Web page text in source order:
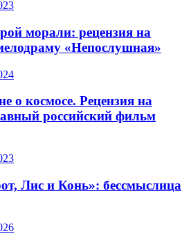
морали: рецензия на
«Непослушная»
о космосе. Рецензия на
российский фильм
Лис и Конь»: бессмыслица